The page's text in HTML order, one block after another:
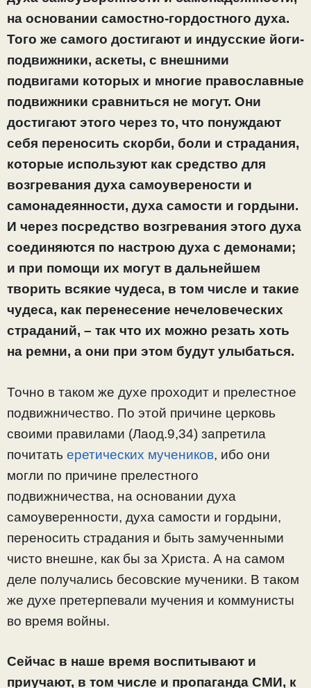
на основании самостно-гордостного духа.
Того же самого достигают и индусские йоги-
подвижники, аскеты, с внешними
подвигами которых и многие православные
подвижники сравниться не могут. Они
достигают этого через то, что понуждают
себя переносить скорби, боли и страдания,
которые используют как средство для
возгревания духа самоуверености и
самонадеянности, духа самости и гордыни.
И через посредство возгревания этого духа
соединяются по настрою духа с демонами;
и при помощи их могут в дальнейшем
творить всякие чудеса, в том числе и такие
чудеса, как перенесение нечеловеческих
страданий, – так что их можно резать хоть
на ремни, а они при этом будут улыбаться.
Точно в таком же духе проходит и прелестное
подвижничество. По этой причине церковь
своими правилами (Лаод.9,34) запретила
почитать еретических мучеников, ибо они
могли по причине прелестного
подвижничества, на основании духа
самоуверенности, духа самости и гордыни,
переносить страдания и быть замученными
чисто внешне, как бы за Христа. А на самом
деле получались бесовские мученики. В таком
же духе претерпевали мучения и коммунисты
во время войны.
Сейчас в наше время воспитывают и
приучают, в том числе и пропаганда СМИ, к